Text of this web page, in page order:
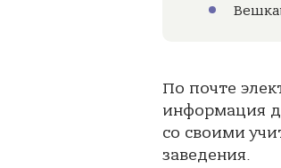
По почте
информация
со своими
заведения.